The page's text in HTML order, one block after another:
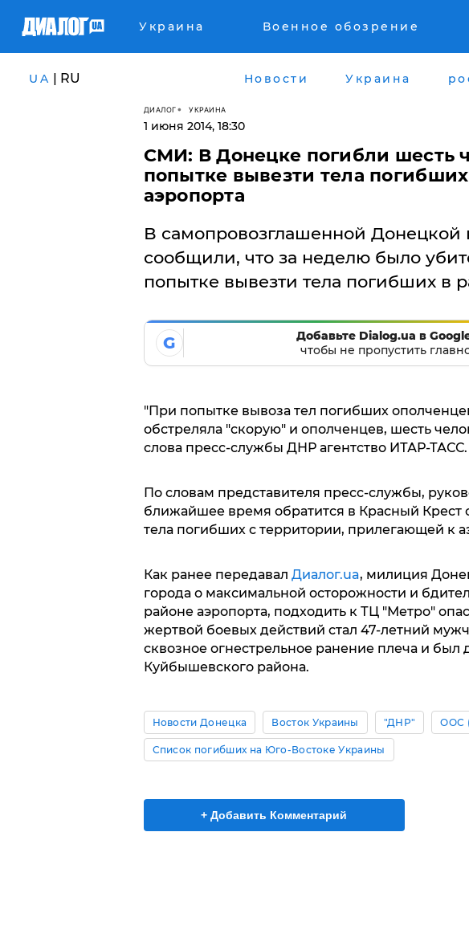
Украина Военное обозрение
UA | RU Новости Украина
ДИАЛОГ УКРАИНА
1 июня 2014, 18:30
СМИ: В Донецке погибли шесть
попытке вывезти тела
аэропорта
В самопровозглашенной Донецкой
сообщили, что за неделю было
попытке вывезти тела погибших в
G
Добавьте Dialog.ua в
чтобы не пропустить
"При попытке вывоза тел погибших
обстреляла "скорую" и ополченцев, шесть
слова пресс-службы ДНР агентство ИТАР-ТАСС.
По словам представителя пресс-службы,
ближайшее время обратится в Красный Крест
тела погибших с территории, прилегающей к
Как ранее передавал Диалог.ua, милиция
города о максимальной осторожности и
районе аэропорта, подходить к ТЦ "Метро"
жертвой боевых действий стал 47-летний
сквозное огнестрельное ранение плеча и был
Куйбышевского района.
Новости Донецка Восток Украины "ДНР" ООС
Список погибших на Юго-Востоке Украины
+ Добавить Комментарий